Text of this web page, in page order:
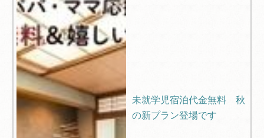
Q＆A
未就学児宿泊代金無料 秋
の新プラン登場です